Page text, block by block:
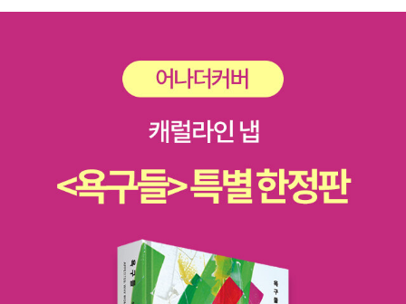
심 있는 사람으로서 보건데는 지금 어디에도 역사를 가능한 있는
않는다. 역사를 동원해 지금을 정당화하고 치장하려는 놀음만 보
인다. 좌든 우든 마찬가지다.이병주는 남로당의 10년에 걸친 흥
망성쇠가 참으로 허망하다고 했다. 열정과 정의감에 불타던 훌륭
한 젊은이들을 데려다가 혁명의 불쏘시개는 커녕 분단과 외세 추
종의 제물로 바쳐버리고 박헌영을 비롯한 저들 자신도 형장의 이
슬로 사라져 버렸다고 한탄한다.지금 2023년의 역사는 훗날 어
라서 다 옳다고 할 순 없지만,만약 인류가 포획할 위험과 교배상
은 방법일 것이다. -알라딘 책소개 <여왕의 연애>, <슬렁슬렁
부자되는 풍요노트> 등 독특한 콘셉트와 내용의 책으로 마니아
층의 지지를 받은 글 쓰는 여자 비하인드의 첫 에세이. 그동안 블
로그와 카페 등에 연재한 글을 가필하고 새 글을 추가하여 한 권
의 책으로 묶어내었다. 제목에서 단박에 짐작할 수 있듯 <나무늘
보처럼, 슬렁슬렁>은 느리게 사는 사람들을 위한 글이다. 아프니
수의 현대인들이 '행복'을 전제로 놓고 지나치게 자신을 소진하고
있다. '번아웃 증후군'이라는 용어는 언제부턴지 일상화되었다. -